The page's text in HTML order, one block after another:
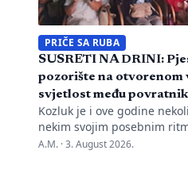
PRIČE SA RUBA
SUSRETI NA DRINI:
pozorište na otvorenom
svjetlost među
Kozluk je i ove godine
nekim svojim posebnim
su se susreli pjesma,
A.M. ·3. August 2026.